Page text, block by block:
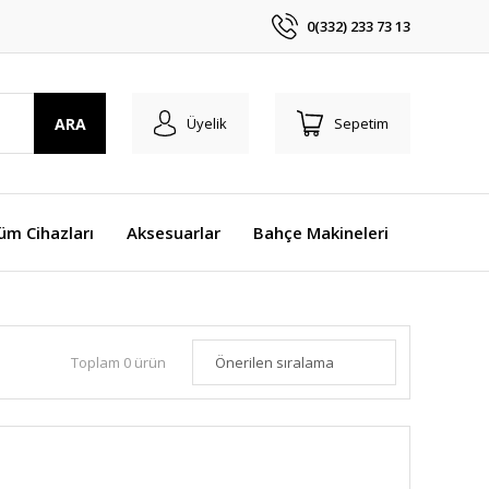
0(332) 233 73 13
ARA Üyelik Sepetim
Cihazları Aksesuarlar Bahçe Makineleri
Toplam 0 ürün